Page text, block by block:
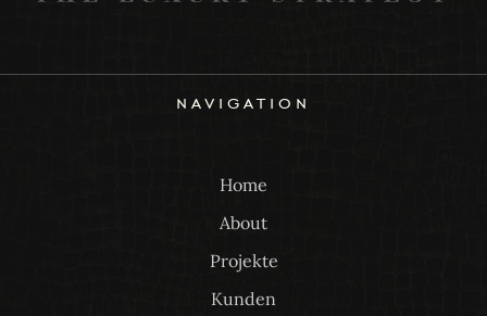
navigation
Home
About
Projekte
Kunden